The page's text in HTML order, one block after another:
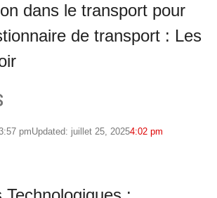
dans le transport pour
de transport : Les
pmUpdated: juillet 25, 20254:02 pm